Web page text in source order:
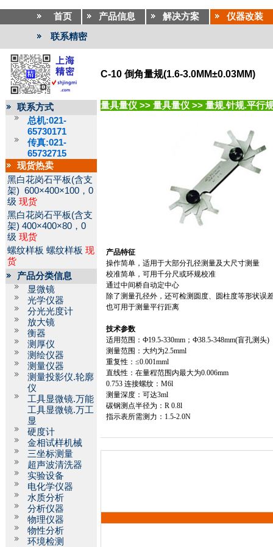
首页 产品信息 解决方案 仪器改装
联系精密
C-10 倒角量规(1.6-3.0MM±0.03MM)
联系方式
总机:021-
65730171
传真:021-
65732715
现货热卖
黑白花岗石平板(含支
架) 600×400×100，0
级 现货
黑白花岗石平板(含支
架) 400×400×80，0
级 现货
螺纹样板 螺纹样板 现
货
产品分类信息
显微镜
光学仪器
分光光度计
放大镜
衡器
测厚仪
测绘仪器
测量仪器
测量投影仪.轮廓
仪
工具显微镜.万能
工具显微镜.万工
显
硬度计
金相试样机械
三坐标测量
超声波清洗器
实验设备
电化学仪器
水质分析
分析仪器
物理仪器
物性分析
环境检测
量具量仪 >> 量具量仪 >> 量规.针规.平行
产品特征
操作简单，适用于大部分孔径测量及大尺寸测量
校准简单，可用千分尺或环规校准
通过中间桥自动定中心
除了测量孔径外，还可检测圆度、圆柱度等形状误
也可用于测量平行距离
技术参数
适用范围：Ф19.5-330mm ；Ф38.5-348mm(盲孔测头)
测量范围：大约为2.5mml
重复性：≤0.001mml
直线性：在量程范围内最大为0.006mm
0.753连接螺纹：M6l
测量深度：可达3ml
碳钢测点半径为：R0.8l
指示表所需测力： 1.5-2.0N